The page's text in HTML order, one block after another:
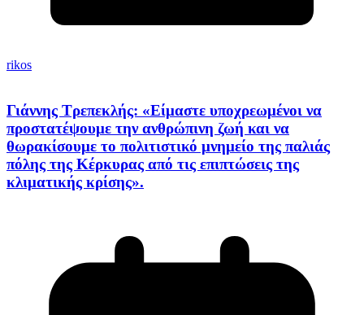
rikos
Γιάννης Τρεπεκλής: «Είμαστε υποχρεωμένοι να
προστατέψουμε την ανθρώπινη ζωή και να
θωρακίσουμε το πολιτιστικό μνημείο της παλιάς
πόλης της Κέρκυρας από τις επιπτώσεις της
κλιματικής κρίσης».